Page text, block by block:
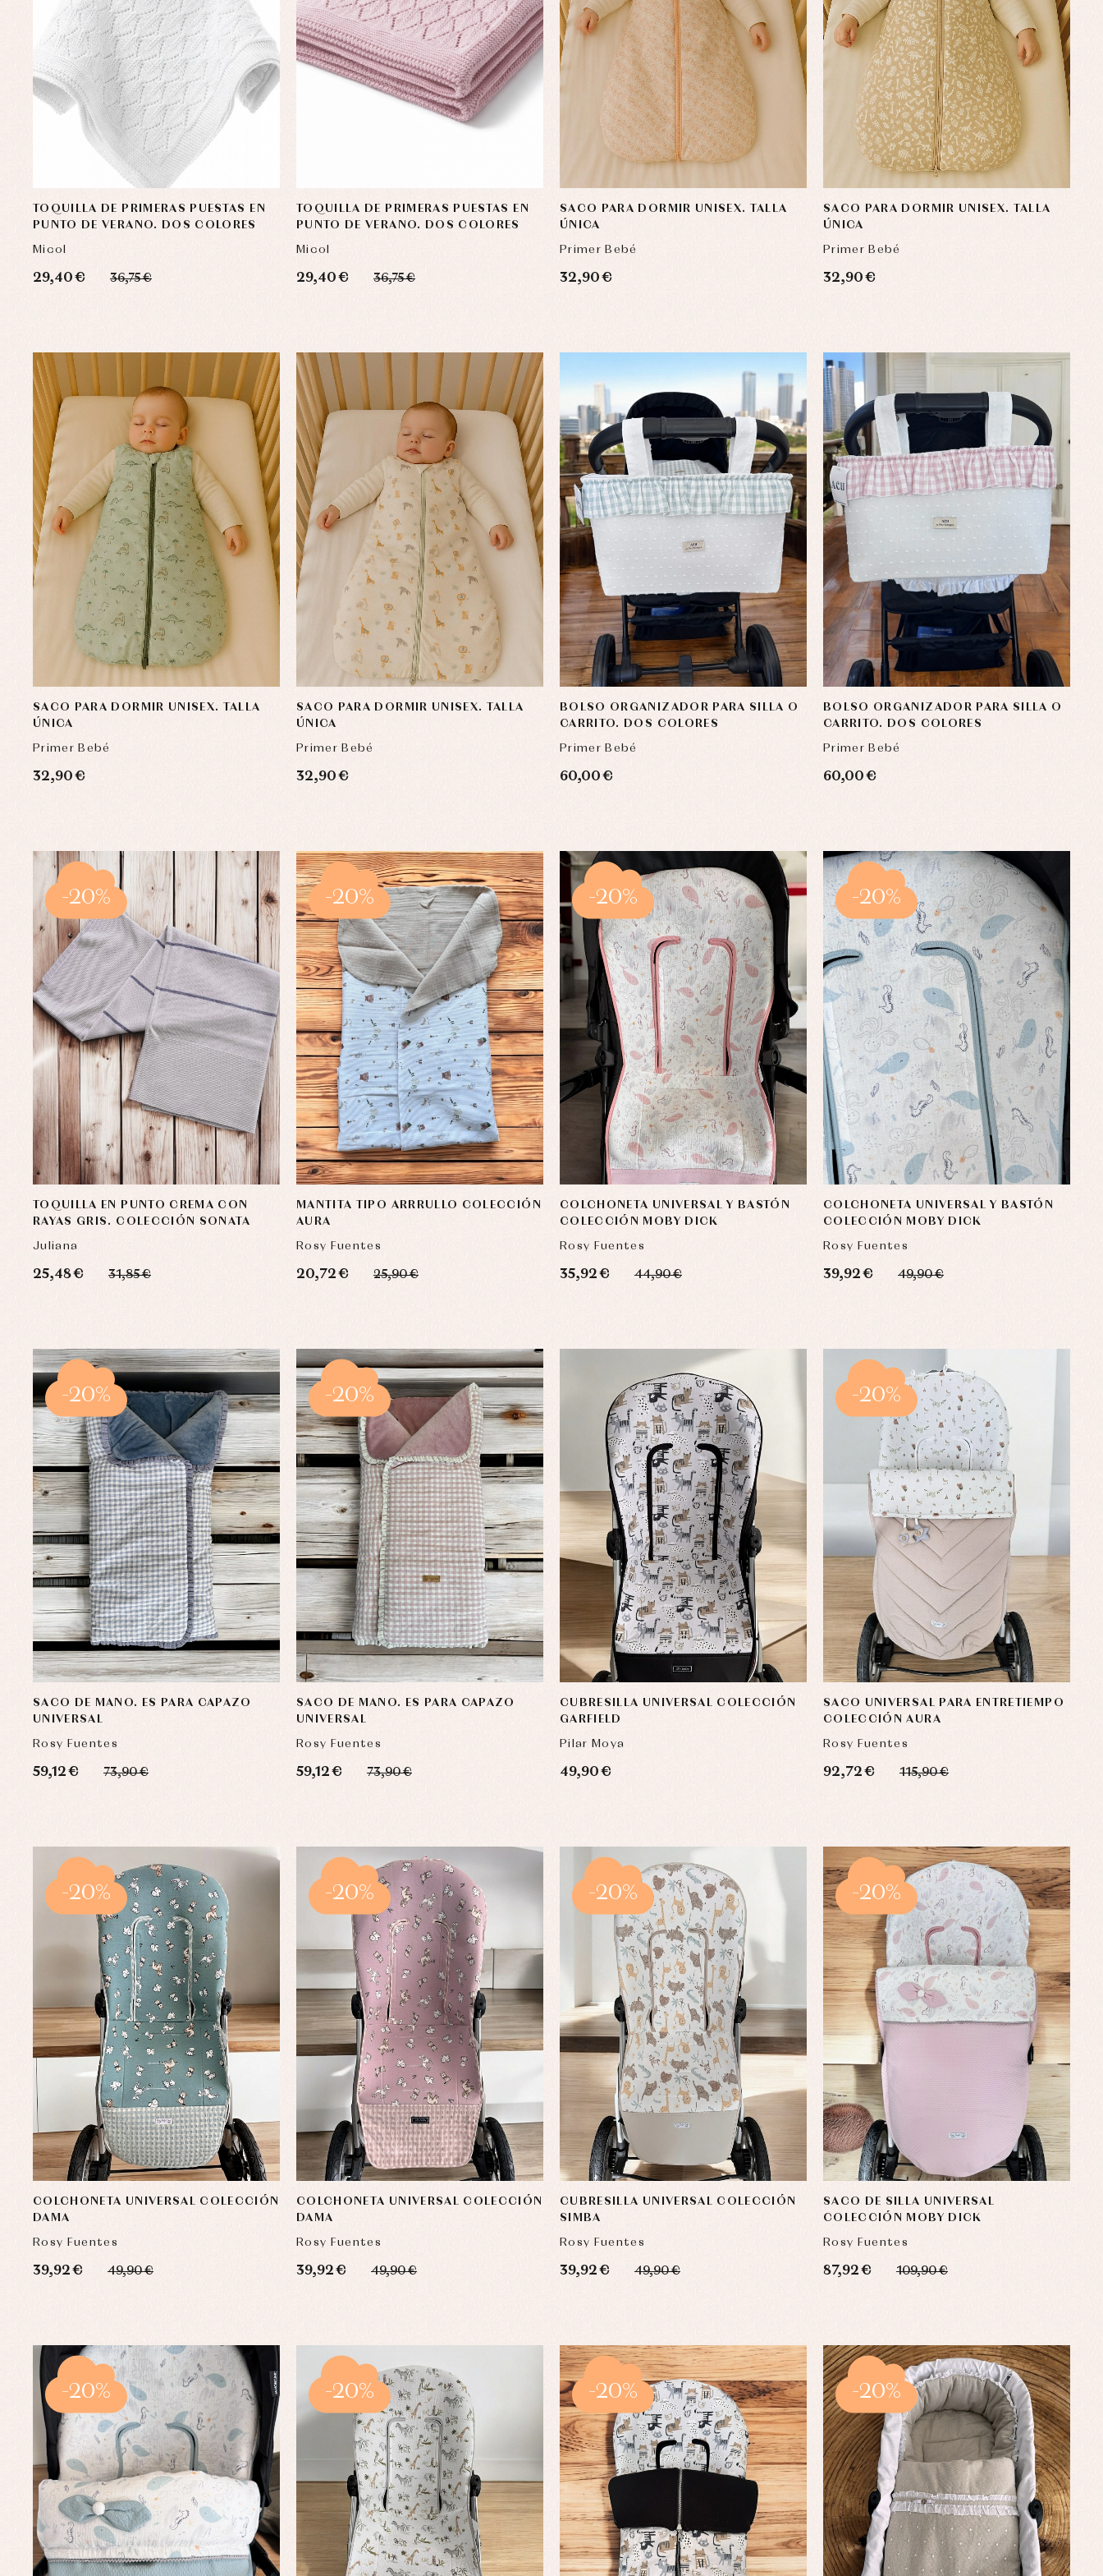
TOQUILLA DE PRIMERAS PUESTAS EN
PUNTO DE VERANO. DOS COLORES
Micol
29,40 € 36,75 €
TOQUILLA DE PRIMERAS PUESTAS EN
PUNTO DE VERANO. DOS COLORES
Micol
29,40 € 36,75 €
SACO PARA DORMIR UNISEX. TALLA
ÚNICA
Primer Bebé
32,90 €
SACO PARA DORMIR UNISEX. TALLA
ÚNICA
Primer Bebé
32,90 €
SACO PARA DORMIR UNISEX. TALLA
ÚNICA
Primer Bebé
32,90 €
SACO PARA DORMIR UNISEX. TALLA
ÚNICA
Primer Bebé
32,90 €
BOLSO ORGANIZADOR PARA SILLA O
CARRITO. DOS COLORES
Primer Bebé
60,00 €
BOLSO ORGANIZADOR PARA SILLA O
CARRITO. DOS COLORES
Primer Bebé
60,00 €
TOQUILLA EN PUNTO CREMA CON
RAYAS GRIS. COLECCIÓN SONATA
Juliana
25,48 € 31,85 €
-20%
MANTITA TIPO ARRRULLO COLECCIÓN
AURA
Rosy Fuentes
20,72 € 25,90 €
-20%
COLCHONETA UNIVERSAL Y BASTÓN
COLECCIÓN MOBY DICK
Rosy Fuentes
35,92 € 44,90 €
-20%
COLCHONETA UNIVERSAL Y BASTÓN
COLECCIÓN MOBY DICK
Rosy Fuentes
39,92 € 49,90 €
-20%
SACO DE MANO. ES PARA CAPAZO
UNIVERSAL
Rosy Fuentes
59,12 € 73,90 €
-20%
SACO DE MANO. ES PARA CAPAZO
UNIVERSAL
Rosy Fuentes
59,12 € 73,90 €
-20%
CUBRESILLA UNIVERSAL COLECCIÓN
GARFIELD
Pilar Moya
49,90 €
SACO UNIVERSAL PARA ENTRETIEMPO
COLECCIÓN AURA
Rosy Fuentes
92,72 € 115,90 €
-20%
COLCHONETA UNIVERSAL COLECCIÓN
DAMA
Rosy Fuentes
39,92 € 49,90 €
-20%
COLCHONETA UNIVERSAL COLECCIÓN
DAMA
Rosy Fuentes
39,92 € 49,90 €
-20%
CUBRESILLA UNIVERSAL COLECCIÓN
SIMBA
Rosy Fuentes
39,92 € 49,90 €
-20%
SACO DE SILLA UNIVERSAL
COLECCIÓN MOBY DICK
Rosy Fuentes
87,92 € 109,90 €
-20%
-20% -20% -20% -20%
Complementos de bautizo
Peleles y ranitas
Faldones de bebé
Peleles y ranitas
Ropa interior, bodys,
Conjuntos
Accesorios
Arras y fiesta
Blusas y camisas
Chaquetas y jersey
Conjuntos
Ropa de abrigo
Ropa de baño
Ropa interior
Vestidos
Conjuntos
Peleles y ranitas
Ropa de abrigo
Calcetines
Gorros y capotas
Leotardos
Puericultura